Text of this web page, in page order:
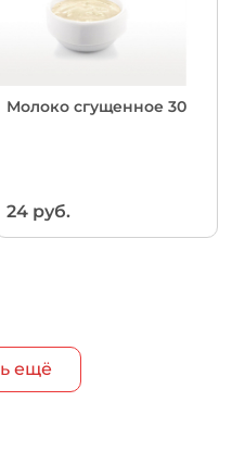
Молоко сгущенное 30
24 руб.
ещё